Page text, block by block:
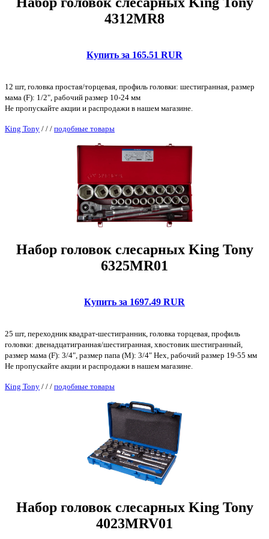
4312MR8
Купить за 165.51 RUR
12 шт, головка простая/торцевая, профиль головки: шестигранная, размер
мама (F): 1/2", рабочий размер 10-24 мм
Не пропускайте акции и распродажи в нашем магазине.
King Tony / / / подобные товары
Набор головок слесарных King Tony
6325MR01
Купить за 1697.49 RUR
25 шт, переходник квадрат-шестигранник, головка торцевая, профиль
головки: двенадцатигранная/шестигранная, хвостовик шестигранный,
размер мама (F): 3/4", размер папа (M): 3/4" Hex, рабочий размер 19-55 мм
Не пропускайте акции и распродажи в нашем магазине.
King Tony / / / подобные товары
Набор головок слесарных King Tony
4023MRV01